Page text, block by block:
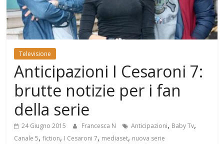
Mondo
Televisione
Anticipazioni I Cesaroni 7:
brutte notizie per i fan
della serie
24 Giugno 2015 Francesca N Anticipazioni, Baby Tv,
Canale 5,fiction, I Cesaroni 7, mediaset, nuova serie